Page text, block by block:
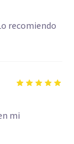
recomiendo
mi